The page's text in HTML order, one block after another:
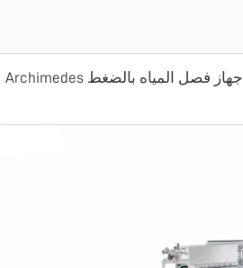
جهاز فصل المياه بالضغط Archimedes